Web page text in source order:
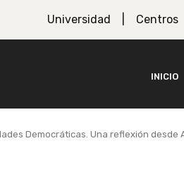
Universidad Centros
INICIO
Democráticas. Una reflexión desde